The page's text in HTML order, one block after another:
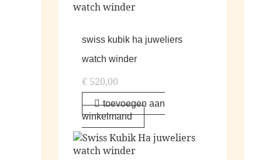
swiss kubik ha juweliers
watch winder
€ 520,00
toevoegen aan
winkelmand